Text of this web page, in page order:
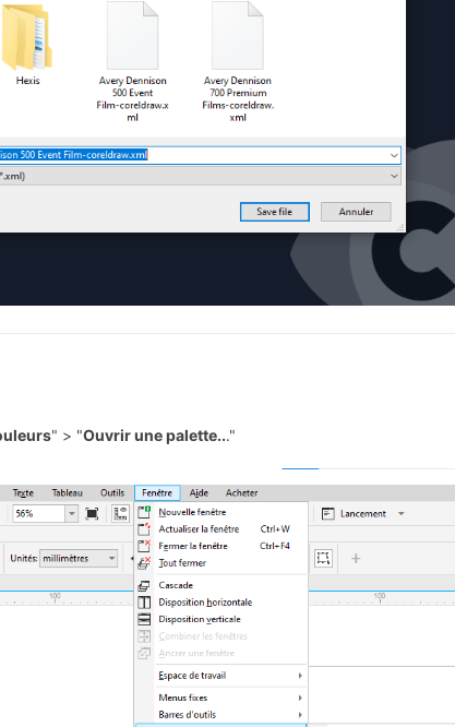
" > "Ouvrir une palette..."